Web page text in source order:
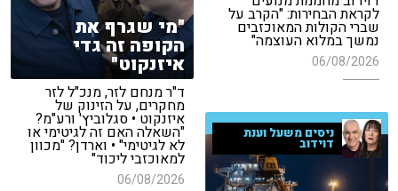
לקראת הבחירות: "הקרב על
שברי הקולות המאוכזבים
נמשך במלוא העוצמה"
06/08/2026
"מי שגרף את
הקופה זה גדי
איזנקוט"
ד"ר מנחם לזר, מנכ"ל לזר
מחקרים, על הזינוק של
איזנקוט • סגלוביץ' ורע"מ?
"השאלה האם זה לגיטימי או
לא לגיטימי" • וארדן? "מכוון
למאוכזבי ליכוד"
06/08/2026
ניסים משעל וענת
דוידוב